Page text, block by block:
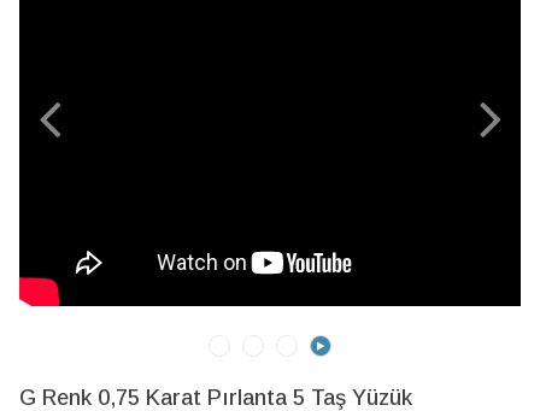
G Renk 0,75 Karat Pırlanta 5 Taş Yüzük